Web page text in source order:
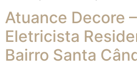
Atuance Decore
Eletricista
Bairro Santa